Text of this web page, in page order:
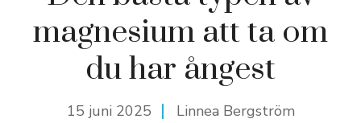
magnesium att ta om
du har ångest
15 juni 2025 Linnea Bergström